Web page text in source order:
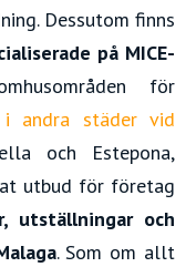
Dessutom finns
på MICE-
för
i andra städer vid
och Estepona,
utbud för företag
utställningar och
.Som om allt